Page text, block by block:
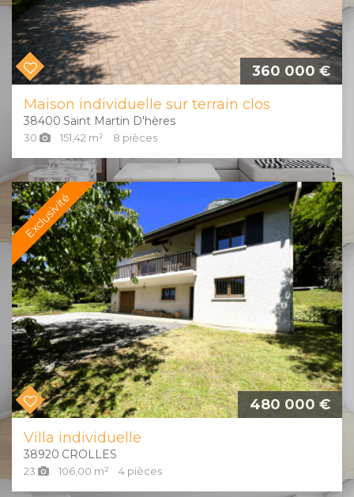
360 000 €
Maison individuelle sur terrain clos
Saint Martin D'hères
38400
30 151,42 m² 8 pièces
Exclusivité
480 000 €
Villa individuelle
CROLLES
38920
23 106,00 m² 4 pièces